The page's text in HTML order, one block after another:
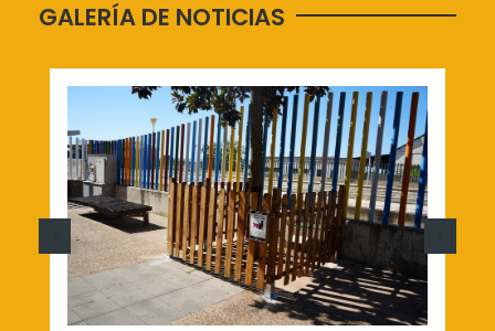
GALERÍA DE NOTICIAS